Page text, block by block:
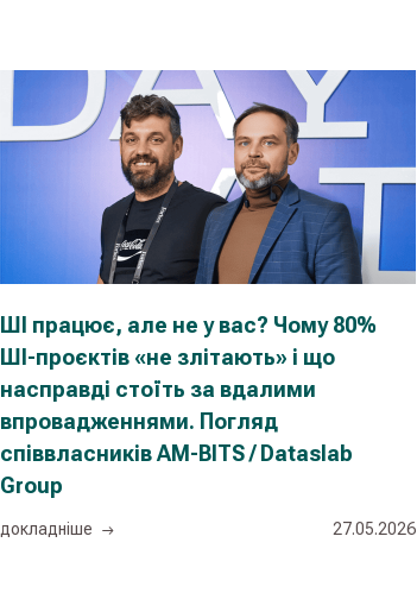
ШІ працює, але не у вас? Чому 80%
ШІ-проєктів «не злітають» і що
насправді стоїть за вдалими
впровадженнями. Погляд
співвласників AM-BITS / Dataslab
Group
докладнiше 27.05.2026